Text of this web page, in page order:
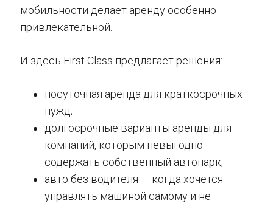
мобильности делает аренду особенно
привлекательной.
И здесь First Class предлагает решения:
посуточная аренда для краткосрочных
нужд;
долгосрочные варианты аренды для
компаний, которым невыгодно
содержать собственный автопарк;
авто без водителя — когда хочется
управлять машиной самому и не